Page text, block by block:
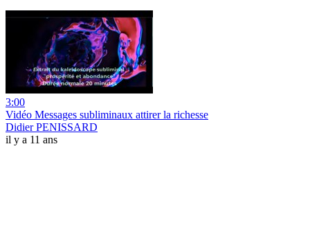
3:00
Vidéo Messages subliminaux attirer la richesse
Didier PENISSARD
il y a 11 ans